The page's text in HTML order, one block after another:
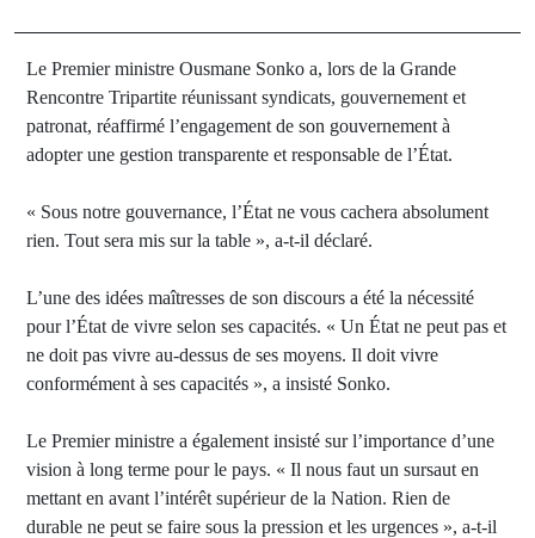
Le Premier ministre Ousmane Sonko a, lors de la Grande
Rencontre Tripartite réunissant syndicats, gouvernement et
patronat, réaffirmé l’engagement de son gouvernement à
adopter une gestion transparente et responsable de l’État.
« Sous notre gouvernance, l’État ne vous cachera absolument
rien. Tout sera mis sur la table », a-t-il déclaré.
L’une des idées maîtresses de son discours a été la nécessité
pour l’État de vivre selon ses capacités. « Un État ne peut pas et
ne doit pas vivre au-dessus de ses moyens. Il doit vivre
conformément à ses capacités », a insisté Sonko.
Le Premier ministre a également insisté sur l’importance d’une
vision à long terme pour le pays. « Il nous faut un sursaut en
mettant en avant l’intérêt supérieur de la Nation. Rien de
durable ne peut se faire sous la pression et les urgences », a-t-il